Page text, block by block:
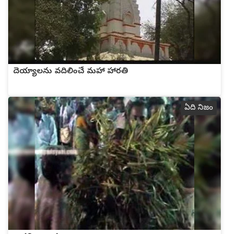
దెయ్యాలను వదిలించే మహా హారతి
ఏది నిజం